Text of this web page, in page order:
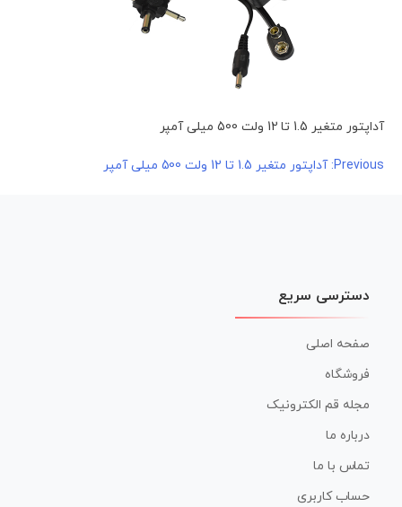
آداپتور متغیر 1.5 تا 12 ولت 500 میلی آمپر
راهبری
Previous: آداپتور متغیر 1.5 تا 12 ولت 500 میلی آمپر
دسترسی سریع
صفحه اصلی
فروشگاه
مجله قم الکترونیک
درباره ما
تماس با ما
حساب کاربری